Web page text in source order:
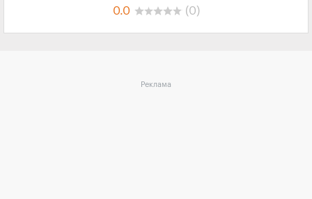
0.0 (0)
Реклама